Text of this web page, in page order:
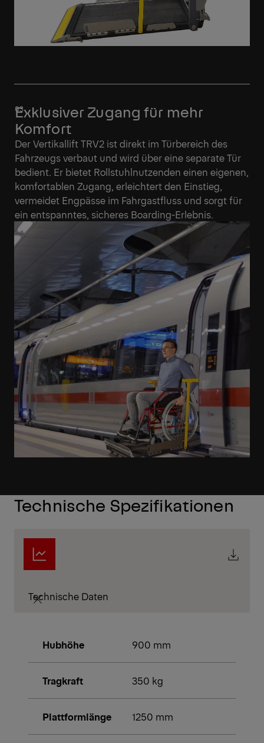
Exklusiver Zugang für mehr
Komfort
Der Vertikallift TRV2 ist direkt im Türbereich des
Fahrzeugs verbaut und wird über eine separate Tür
bedient. Er bietet Rollstuhlnutzenden einen eigenen,
komfortablen Zugang, erleichtert den Einstieg,
vermeidet Engpässe im Fahrgastfluss und sorgt für
ein entspanntes, sicheres Boarding-Erlebnis.
Technische Spezifikationen
Technische Daten
Hubhöhe 900 mm
Tragkraft 350 kg
Plattformlänge 1250 mm